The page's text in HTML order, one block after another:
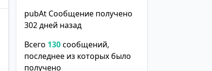
pubAt Сообщение получено
302 дней назад
Всего 130сообщений,
последнее из которых было
получено